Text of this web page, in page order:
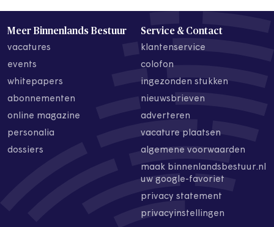
Meer Binnenlands Bestuur
vacatures
events
whitepapers
abonnementen
online magazine
personalia
dossiers
Service & Contact
klantenservice
colofon
ingezonden stukken
nieuwsbrieven
adverteren
vacature plaatsen
algemene voorwaarden
maak binnenlandsbestuur.nl
uw google-favoriet
privacy statement
privacyinstellingen